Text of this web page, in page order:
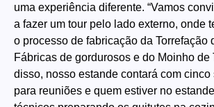
uma experiência diferente. “Vamos
a fazer um tour pelo lado externo, onde
o processo de fabricação da Torrefação
Fábricas de gordurosos e do Moinho de
disso, nosso estande contará com
para reuniões e quem estiver no